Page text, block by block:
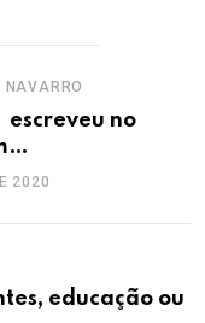
NAVARRO
escreveu no
2020
educação ou